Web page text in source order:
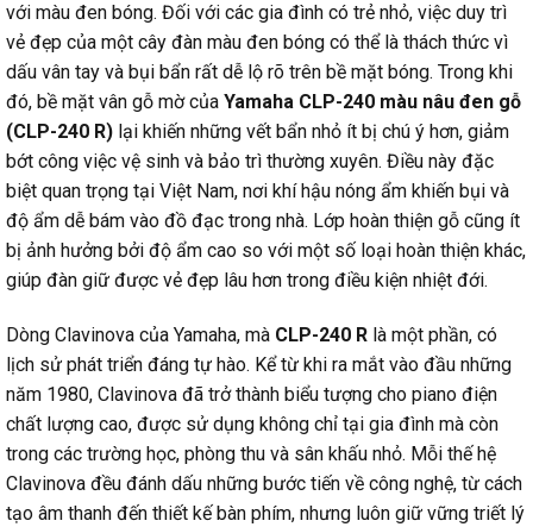
với màu đen bóng. Đối với các gia đình có trẻ nhỏ, việc duy trì
vẻ đẹp của một cây đàn màu đen bóng có thể là thách thức vì
dấu vân tay và bụi bẩn rất dễ lộ rõ trên bề mặt bóng. Trong khi
đó, bề mặt vân gỗ mờ của Yamaha CLP-240 màu nâu đen gỗ
(CLP-240 R) lại khiến những vết bẩn nhỏ ít bị chú ý hơn, giảm
bớt công việc vệ sinh và bảo trì thường xuyên. Điều này đặc
biệt quan trọng tại Việt Nam, nơi khí hậu nóng ẩm khiến bụi và
độ ẩm dễ bám vào đồ đạc trong nhà. Lớp hoàn thiện gỗ cũng ít
bị ảnh hưởng bởi độ ẩm cao so với một số loại hoàn thiện khác,
giúp đàn giữ được vẻ đẹp lâu hơn trong điều kiện nhiệt đới.
Dòng Clavinova của Yamaha, mà CLP-240 R là một phần, có
lịch sử phát triển đáng tự hào. Kể từ khi ra mắt vào đầu những
năm 1980, Clavinova đã trở thành biểu tượng cho piano điện
chất lượng cao, được sử dụng không chỉ tại gia đình mà còn
trong các trường học, phòng thu và sân khấu nhỏ. Mỗi thế hệ
Clavinova đều đánh dấu những bước tiến về công nghệ, từ cách
tạo âm thanh đến thiết kế bàn phím, nhưng luôn giữ vững triết lý